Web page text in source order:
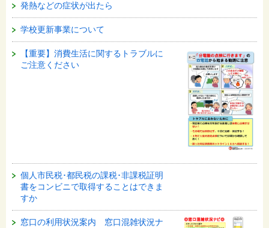
発熱などの症状が出たら
学校更新事業について
【重要】消費生活に関するトラブルに
ご注意ください
個人市民税･都民税の課税･非課税証明
書をコンビニで取得することはできま
すか
窓口の利用状況案内 窓口混雑状況ナ